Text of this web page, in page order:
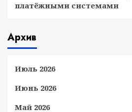
платёжными системами
Архив
Июль 2026
Июнь 2026
Май 2026